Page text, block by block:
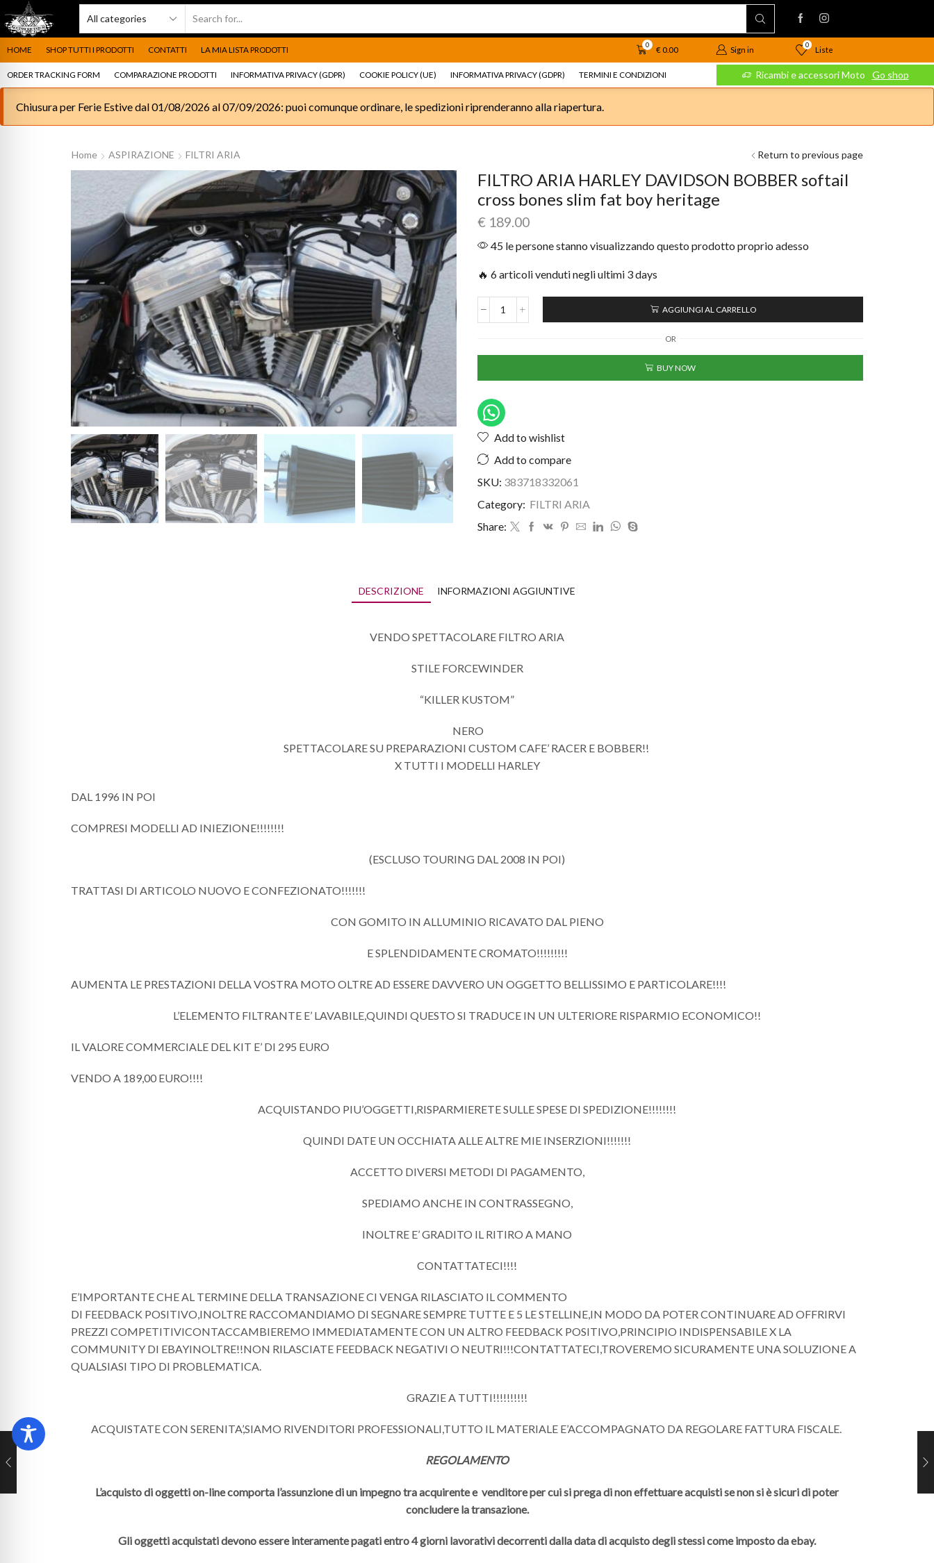
HOME SHOP TUTTI I PRODOTTI CONTATTI LA MIA LISTA PRODOTTI
0
€0.00 Sign in
0
Liste
ORDER TRACKING FORM COMPARAZIONE PRODOTTI INFORMATIVA PRIVACY (GDPR) COOKIE POLICY (UE) INFORMATIVA PRIVACY (GDPR) TERMINI E CONDIZIONI
Ricambi e accessori Moto Go shop Ricambi e accessori Moto Go shop Ricambi e accessori Moto Go shop
Chiusura per Ferie Estive dal 01/08/2026 al 07/09/2026: puoi comunque ordinare, le spedizioni riprenderanno alla riapertura.
Home ASPIRAZIONE FILTRI ARIA Return to previous page
FILTRO ARIA HARLEY DAVIDSON BOBBER softail
cross bones slim fat boy heritage
€ 189.00
45 le persone stanno visualizzando questo prodotto proprio adesso
🔥 6 articoli venduti negli ultimi 3 days
AGGIUNGI AL CARRELLO
OR
BUY NOW
Add to wishlist
Add to compare
SKU: 383718332061
Category: FILTRI ARIA
Share:
DESCRIZIONE INFORMAZIONI AGGIUNTIVE
VENDO SPETTACOLARE FILTRO ARIA
STILE FORCEWINDER
“KILLER KUSTOM”
NERO
SPETTACOLARE SU PREPARAZIONI CUSTOM CAFE’ RACER E BOBBER!!
X TUTTI I MODELLI HARLEY
DAL 1996 IN POI
COMPRESI MODELLI AD INIEZIONE!!!!!!!!
(ESCLUSO TOURING DAL 2008 IN POI)
TRATTASI DI ARTICOLO NUOVO E CONFEZIONATO!!!!!!!
CON GOMITO IN ALLUMINIO RICAVATO DAL PIENO
E SPLENDIDAMENTE CROMATO!!!!!!!!!
AUMENTA LE PRESTAZIONI DELLA VOSTRA MOTO OLTRE AD ESSERE DAVVERO UN OGGETTO BELLISSIMO E PARTICOLARE!!!!
L’ELEMENTO FILTRANTE E’ LAVABILE,QUINDI QUESTO SI TRADUCE IN UN ULTERIORE RISPARMIO ECONOMICO!!
IL VALORE COMMERCIALE DEL KIT E’ DI 295 EURO
VENDO A 189,00 EURO!!!!
ACQUISTANDO PIU’OGGETTI,RISPARMIERETE SULLE SPESE DI SPEDIZIONE!!!!!!!!
QUINDI DATE UN OCCHIATA ALLE ALTRE MIE INSERZIONI!!!!!!!
ACCETTO DIVERSI METODI DI PAGAMENTO,
SPEDIAMO ANCHE IN CONTRASSEGNO,
INOLTRE E’ GRADITO IL RITIRO A MANO
CONTATTATECI!!!!
E’IMPORTANTE CHE AL TERMINE DELLA TRANSAZIONE CI VENGA RILASCIATO IL COMMENTO
DI FEEDBACK POSITIVO,INOLTRE RACCOMANDIAMO DI SEGNARE SEMPRE TUTTE E 5 LE STELLINE,IN MODO DA POTER CONTINUARE AD OFFRIRVI
PREZZI COMPETITIVICONTACCAMBIEREMO IMMEDIATAMENTE CON UN ALTRO FEEDBACK POSITIVO,PRINCIPIO INDISPENSABILE X LA
COMMUNITY DI EBAYINOLTRE!!NON RILASCIATE FEEDBACK NEGATIVI O NEUTRI!!!CONTATTATECI,TROVEREMO SICURAMENTE UNA SOLUZIONE A
QUALSIASI TIPO DI PROBLEMATICA.
GRAZIE A TUTTI!!!!!!!!!!
ACQUISTATE CON SERENITA’,SIAMO RIVENDITORI PROFESSIONALI,TUTTO IL MATERIALE E’ACCOMPAGNATO DA REGOLARE FATTURA FISCALE.
REGOLAMENTO
L’acquisto di oggetti on-line comporta l’assunzione di un impegno tra acquirente e venditore per cui si prega di non effettuare acquisti se non si è sicuri di poter
concludere la transazione.
Gli oggetti acquistati devono essere interamente pagati entro 4 giorni lavorativi decorrenti dalla data di acquisto degli stessi come imposto da ebay.